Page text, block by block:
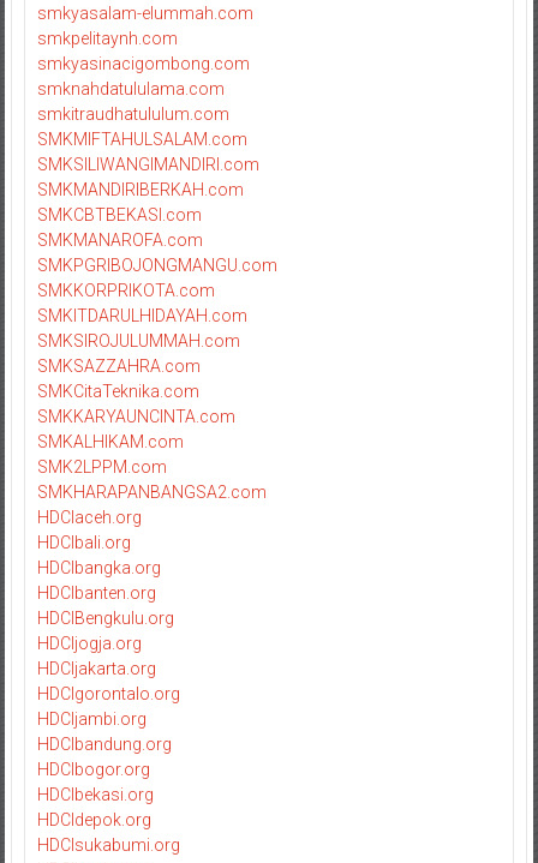
smkyasalam-elummah.com
smkpelitaynh.com
smkyasinacigombong.com
smknahdatululama.com
smkitraudhatululum.com
SMKMIFTAHULSALAM.com
SMKSILIWANGIMANDIRI.com
SMKMANDIRIBERKAH.com
SMKCBTBEKASI.com
SMKMANAROFA.com
SMKPGRIBOJONGMANGU.com
SMKKORPRIKOTA.com
SMKITDARULHIDAYAH.com
SMKSIROJULUMMAH.com
SMKSAZZAHRA.com
SMKCitaTeknika.com
SMKKARYAUNCINTA.com
SMKALHIKAM.com
SMK2LPPM.com
SMKHARAPANBANGSA2.com
HDCIaceh.org
HDCIbali.org
HDCIbangka.org
HDCIbanten.org
HDCIBengkulu.org
HDCIjogja.org
HDCIjakarta.org
HDCIgorontalo.org
HDCIjambi.org
HDCIbandung.org
HDCIbogor.org
HDCIbekasi.org
HDCIdepok.org
HDCIsukabumi.org